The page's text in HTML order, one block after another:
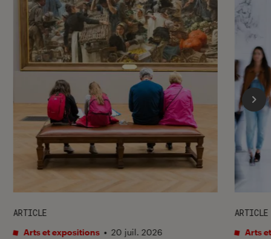
ARTICLE
Arts et expositions • 20 juil. 2026
ARTICLE
Arts